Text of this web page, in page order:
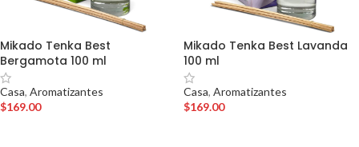
Mikado Tenka Best
Bergamota 100 ml
Casa, Aromatizantes
$169.00
Mikado Tenka Best Lavanda
100 ml
Casa, Aromatizantes
$169.00